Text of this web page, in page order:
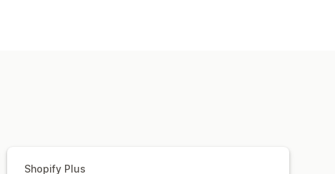
Shopify Plus